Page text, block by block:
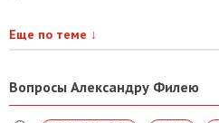
Еще по теме ↓
Вопросы Александру Филею